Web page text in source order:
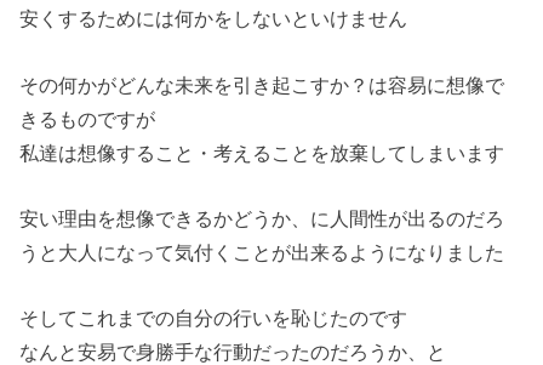
安くするためには何かをしないといけません
その何かがどんな未来を引き起こすか？は容易に想像で
きるものですが
私達は想像すること・考えることを放棄してしまいます
安い理由を想像できるかどうか、に人間性が出るのだろ
うと大人になって気付くことが出来るようになりました
そしてこれまでの自分の行いを恥じたのです
なんと安易で身勝手な行動だったのだろうか、と